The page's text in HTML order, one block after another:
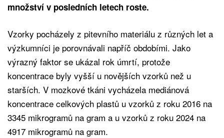
množství v posledních letech roste.
Vzorky pocházely z pitevního materiálu z různých let a
výzkumníci je porovnávali napříč obdobími. Jako
výrazný faktor se ukázal rok úmrtí, protože
koncentrace byly vyšší u novějších vzorků než u
starších. V mozkové tkáni vycházela mediánová
koncentrace celkových plastů u vzorků z roku 2016 na
3345 mikrogramů na gram a u vzorků z roku 2024 na
4917 mikrogramů na gram.